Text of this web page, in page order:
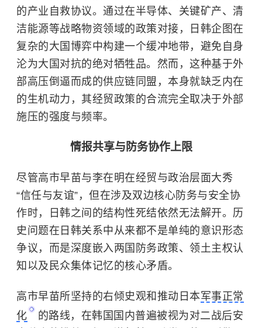
的产业自救协议。通过在半导体、关键矿产、清
洁能源等战略物资领域的政策对接，日韩企图在
复杂的大国博弈中构建一个缓冲地带，避免自身
沦为大国对抗的绝对牺牲品。然而，这种基于外
部高压倒逼而成的供应链同盟，本身就缺乏内在
的生机动力，其经贸政策的合流完全取决于外部
施压的强度与频率。
情报共享与防务协作上限
尽管高市早苗与李在明在经贸与政治层面大秀
“信任与友谊”，但在涉及双边核心防务与安全协
作时，日韩之间的结构性死结依然无法解开。历
史问题在日韩关系中从来都不是单纯的意识形态
争议，而是深度嵌入两国防务政策、领土主权认
知以及民众集体记忆的核心矛盾。
高市早苗所坚持的右倾史观和推动日本军事正常
化
的路线，在韩国国内普遍被视为对二战后安